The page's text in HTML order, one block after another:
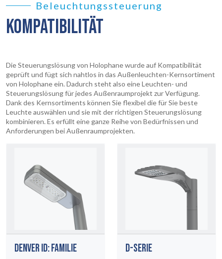
Beleuchtungssteuerung
KOMPATIBILITÄT
Die Steuerungslösung von Holophane wurde auf Kompatibilität
geprüft und fügt sich nahtlos in das Außenleuchten-Kernsortiment
von Holophane ein. Dadurch steht also eine Leuchten- und
Steuerungslösung für jedes Außenraumprojekt zur Verfügung.
Dank des Kernsortiments können Sie flexibel die für Sie beste
Leuchte auswählen und sie mit der richtigen Steuerungslösung
kombinieren. Es erfüllt eine ganze Reihe von Bedürfnissen und
Anforderungen bei Außenraumprojekten.
DENVER ID: FAMILIE D-SERIE